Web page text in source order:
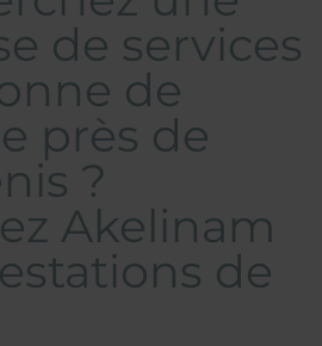
de services
de
près de
?
Akelinam
de